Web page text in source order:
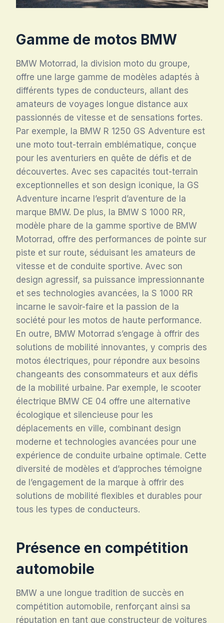
Gamme de motos BMW
BMW Motorrad, la division moto du groupe,
offre une large gamme de modèles adaptés à
différents types de conducteurs, allant des
amateurs de voyages longue distance aux
passionnés de vitesse et de sensations fortes.
Par exemple, la BMW R 1250 GS Adventure est
une moto tout-terrain emblématique, conçue
pour les aventuriers en quête de défis et de
découvertes. Avec ses capacités tout-terrain
exceptionnelles et son design iconique, la GS
Adventure incarne l’esprit d’aventure de la
marque BMW. De plus, la BMW S 1000 RR,
modèle phare de la gamme sportive de BMW
Motorrad, offre des performances de pointe sur
piste et sur route, séduisant les amateurs de
vitesse et de conduite sportive. Avec son
design agressif, sa puissance impressionnante
et ses technologies avancées, la S 1000 RR
incarne le savoir-faire et la passion de la
société pour les motos de haute performance.
En outre, BMW Motorrad s’engage à offrir des
solutions de mobilité innovantes, y compris des
motos électriques, pour répondre aux besoins
changeants des consommateurs et aux défis
de la mobilité urbaine. Par exemple, le scooter
électrique BMW CE 04 offre une alternative
écologique et silencieuse pour les
déplacements en ville, combinant design
moderne et technologies avancées pour une
expérience de conduite urbaine optimale. Cette
diversité de modèles et d’approches témoigne
de l’engagement de la marque à offrir des
solutions de mobilité flexibles et durables pour
tous les types de conducteurs.
Présence en compétition
automobile
BMW a une longue tradition de succès en
compétition automobile, renforçant ainsi sa
réputation en tant que constructeur de voitures